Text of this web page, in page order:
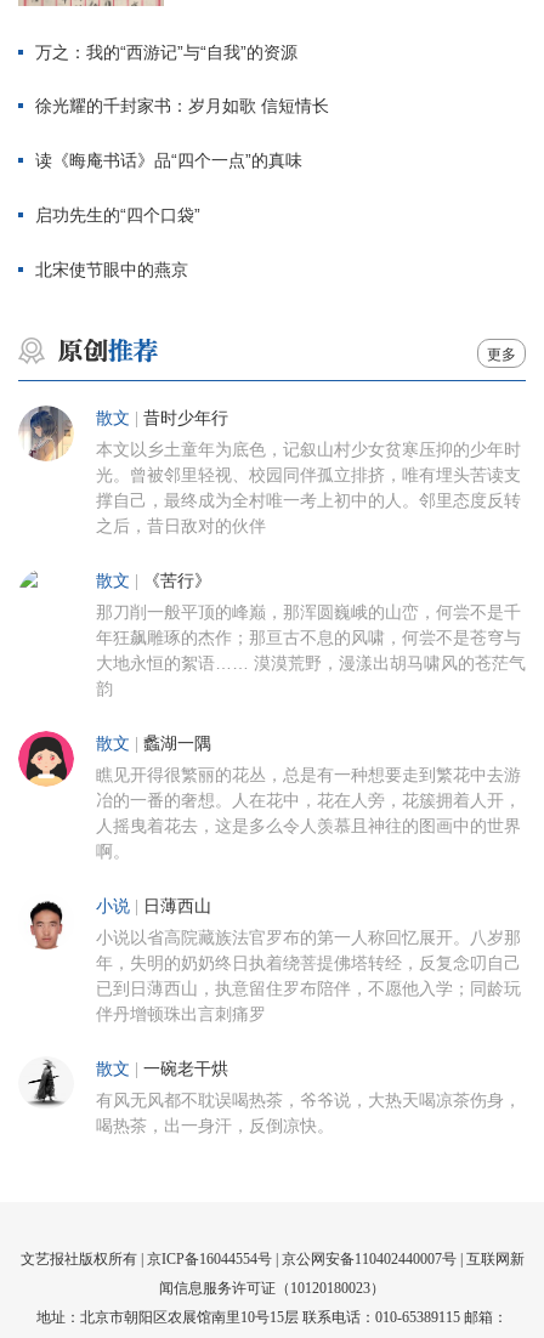
万之：我的“西游记”与“自我”的资源
徐光耀的千封家书：岁月如歌 信短情长
读《晦庵书话》品“四个一点”的真味
启功先生的“四个口袋”
北宋使节眼中的燕京
更多
散文 昔时少年行
本文以乡土童年为底色，记叙山村少女贫寒压抑的少年时
光。曾被邻里轻视、校园同伴孤立排挤，唯有埋头苦读支
撑自己，最终成为全村唯一考上初中的人。邻里态度反转
之后，昔日敌对的伙伴
散文 《苦行》
那刀削一般平顶的峰巅，那浑圆巍峨的山峦，何尝不是千
年狂飙雕琢的杰作；那亘古不息的风啸，何尝不是苍穹与
大地永恒的絮语…… 漠漠荒野，漫漾出胡马啸风的苍茫气
韵
散文 蠡湖一隅
瞧见开得很繁丽的花丛，总是有一种想要走到繁花中去游
冶的一番的奢想。人在花中，花在人旁，花簇拥着人开，
人摇曳着花去，这是多么令人羡慕且神往的图画中的世界
啊。
小说 日薄西山
小说以省高院藏族法官罗布的第一人称回忆展开。八岁那
年，失明的奶奶终日执着绕菩提佛塔转经，反复念叨自己
已到日薄西山，执意留住罗布陪伴，不愿他入学；同龄玩
伴丹增顿珠出言刺痛罗
散文 一碗老干烘
有风无风都不耽误喝热茶，爷爷说，大热天喝凉茶伤身，
喝热茶，出一身汗，反倒凉快。
文艺报社版权所有 | 京ICP备16044554号| 京公网安备110402440007号 | 互联网新
闻信息服务许可证（10120180023）
地址：北京市朝阳区农展馆南里10号15层 联系电话：010-65389115 邮箱：